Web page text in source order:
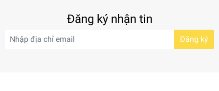
Đăng ký nhận tin
Đăng ký